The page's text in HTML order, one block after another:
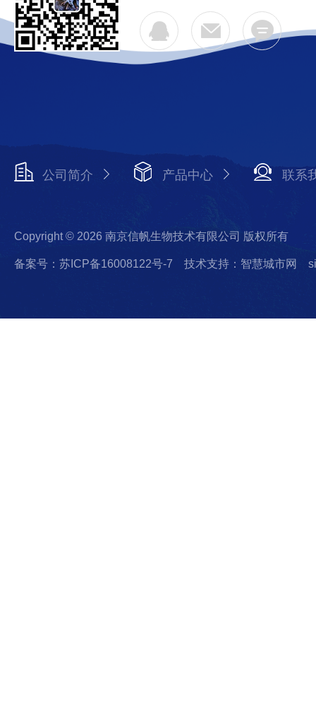
公司简介 产品中心 联系
Copyright © 2026 南京信帆生物技术有限公司 版权所有
备案号：苏ICP备16008122号-7 技术支持：智慧城市网